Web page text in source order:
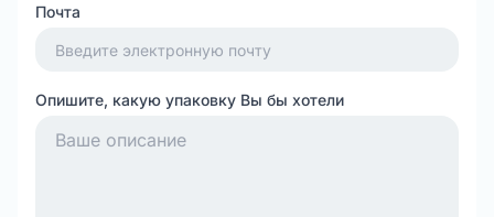
Почта
Опишите, какую упаковку Вы бы хотели